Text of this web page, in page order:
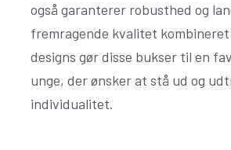
også garanterer robusthed og
fremragende kvalitet
designs gør disse bukser til en
unge, der ønsker at stå ud og
individualitet.